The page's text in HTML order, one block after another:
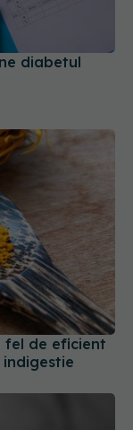
diabetul
fel de eficient
indigestie